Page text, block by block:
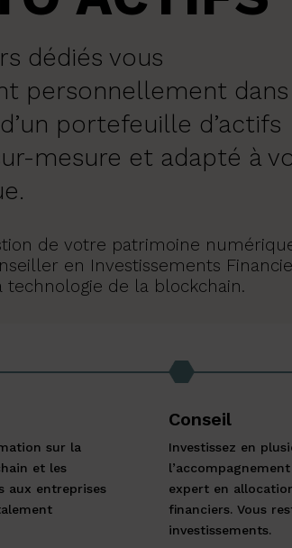
dédiés vous
personnellement
portefeuille d’actifs
mesure et adapté à
de votre patrimoine
en Investissements
technologie de la blockchain.
sur la
et les
aux entreprises
Conseil
Investissez en
expert en
financiers. Vous
investissements.